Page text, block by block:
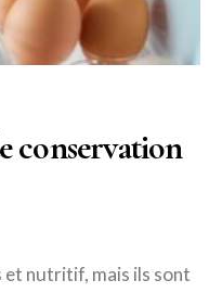
conservation
nutritif, mais ils sont